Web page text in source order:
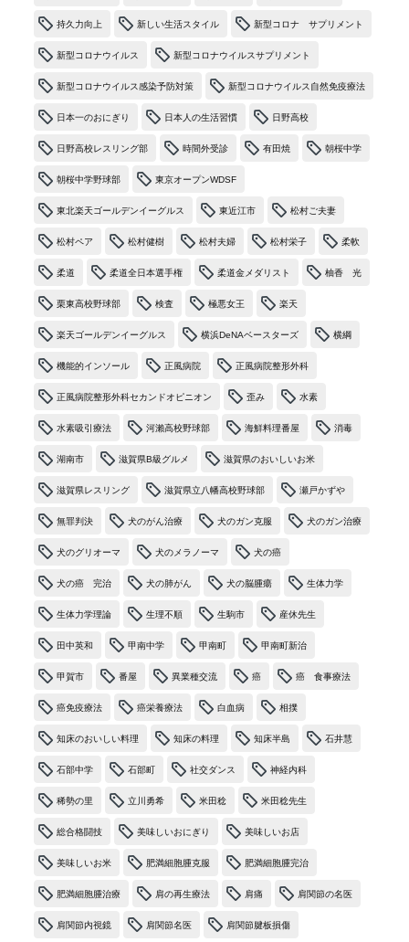
持久力向上 新しい生活スタイル 新型コロナ サプリメント
新型コロナウイルス 新型コロナウイルスサプリメント
新型コロナウイルス感染予防対策 新型コロナウイルス自然免疫療法
日本一のおにぎり 日本人の生活習慣 日野高校
日野高校レスリング部 時間外受診 有田焼 朝桜中学
朝桜中学野球部 東京オープンWDSF
東北楽天ゴールデンイーグルス 東近江市 松村ご夫妻
松村ペア 松村健樹 松村夫婦 松村栄子 柔軟
柔道 柔道全日本選手権 柔道金メダリスト 柚香 光
栗東高校野球部 検査 極悪女王 楽天
楽天ゴールデンイーグルス 横浜DeNAベースターズ 横綱
機能的インソール 正風病院 正風病院整形外科
正風病院整形外科セカンドオピニオン 歪み 水素
水素吸引療法 河瀨高校野球部 海鮮料理番屋 消毒
湖南市 滋賀県B級グルメ 滋賀県のおいしいお米
滋賀県レスリング 滋賀県立八幡高校野球部 瀬戸かずや
無罪判決 犬のがん治療 犬のガン克服 犬のガン治療
犬のグリオーマ 犬のメラノーマ 犬の癌
犬の癌 完治 犬の肺がん 犬の脳腫瘍 生体力学
生体力学理論 生理不順 生駒市 産休先生
田中英和 甲南中学 甲南町 甲南町新治
甲賀市 番屋 異業種交流 癌 癌 食事療法
癌免疫療法 癌栄養療法 白血病 相撲
知床のおいしい料理 知床の料理 知床半島 石井慧
石部中学 石部町 社交ダンス 神経内科
稀勢の里 立川勇希 米田稔 米田稔先生
総合格闘技 美味しいおにぎり 美味しいお店
美味しいお米 肥満細胞腫克服 肥満細胞腫完治
肥満細胞腫治療 肩の再生療法 肩痛 肩関節の名医
肩関節内視鏡 肩関節名医 肩関節腱板損傷